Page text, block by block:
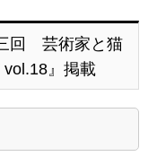
回 芸術家と猫
』掲載